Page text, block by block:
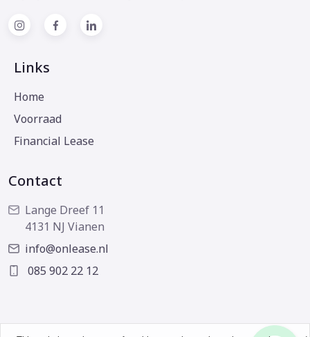
Links
Home
Voorraad
Financial Lease
Contact
Lange Dreef 11
4131 NJ Vianen
info@onlease.nl
085 902 22 12